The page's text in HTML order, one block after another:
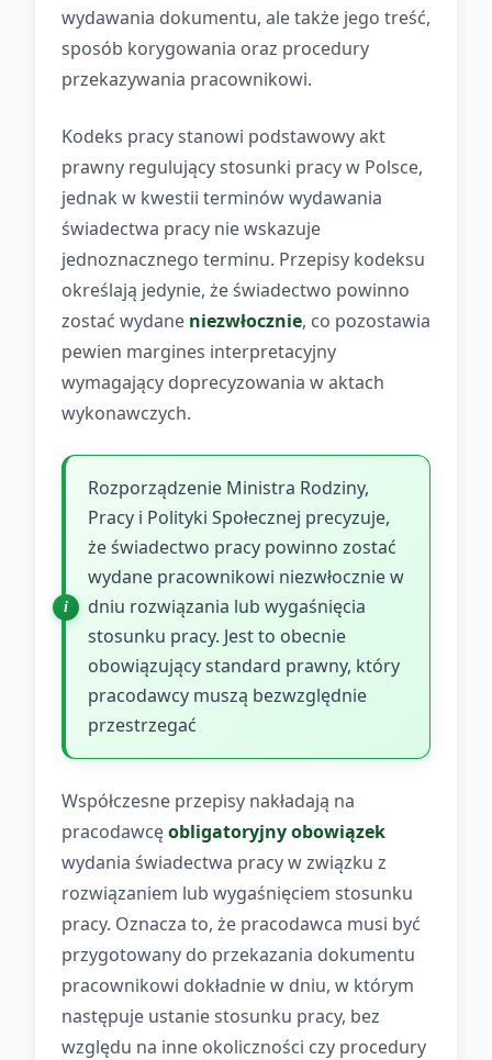
wydawania dokumentu, ale także jego treść,
sposób korygowania oraz procedury
przekazywania pracownikowi.
Kodeks pracy stanowi podstawowy akt
prawny regulujący stosunki pracy w Polsce,
jednak w kwestii terminów wydawania
świadectwa pracy nie wskazuje
jednoznacznego terminu. Przepisy kodeksu
określają jedynie, że świadectwo powinno
zostać wydane niezwłocznie, co pozostawia
pewien margines interpretacyjny
wymagający doprecyzowania w aktach
wykonawczych.
Rozporządzenie Ministra Rodziny,
Pracy i Polityki Społecznej precyzuje,
że świadectwo pracy powinno zostać
wydane pracownikowi niezwłocznie w
dniu rozwiązania lub wygaśnięcia
stosunku pracy. Jest to obecnie
obowiązujący standard prawny, który
pracodawcy muszą bezwzględnie
przestrzegać
Współczesne przepisy nakładają na
pracodawcęobligatoryjny obowiązek
wydania świadectwa pracy w związku z
rozwiązaniem lub wygaśnięciem stosunku
pracy. Oznacza to, że pracodawca musi być
przygotowany do przekazania dokumentu
pracownikowi dokładnie w dniu, w którym
następuje ustanie stosunku pracy, bez
względu na inne okoliczności czy procedury